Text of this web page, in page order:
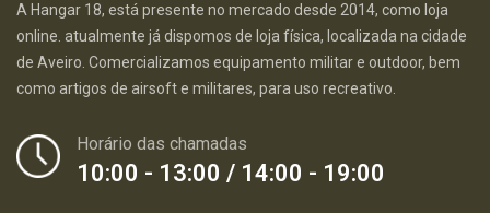
A Hangar 18, está presente no mercado desde 2014, como loja
online. atualmente já dispomos de loja física, localizada na cidade
de Aveiro. Comercializamos equipamento militar e outdoor, bem
como artigos de airsoft e militares, para uso recreativo.
Horário das chamadas
10:00 - 13:00 / 14:00 - 19:00